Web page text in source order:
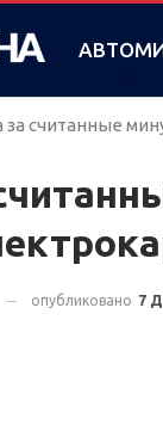
за считанные
опубликовано 7